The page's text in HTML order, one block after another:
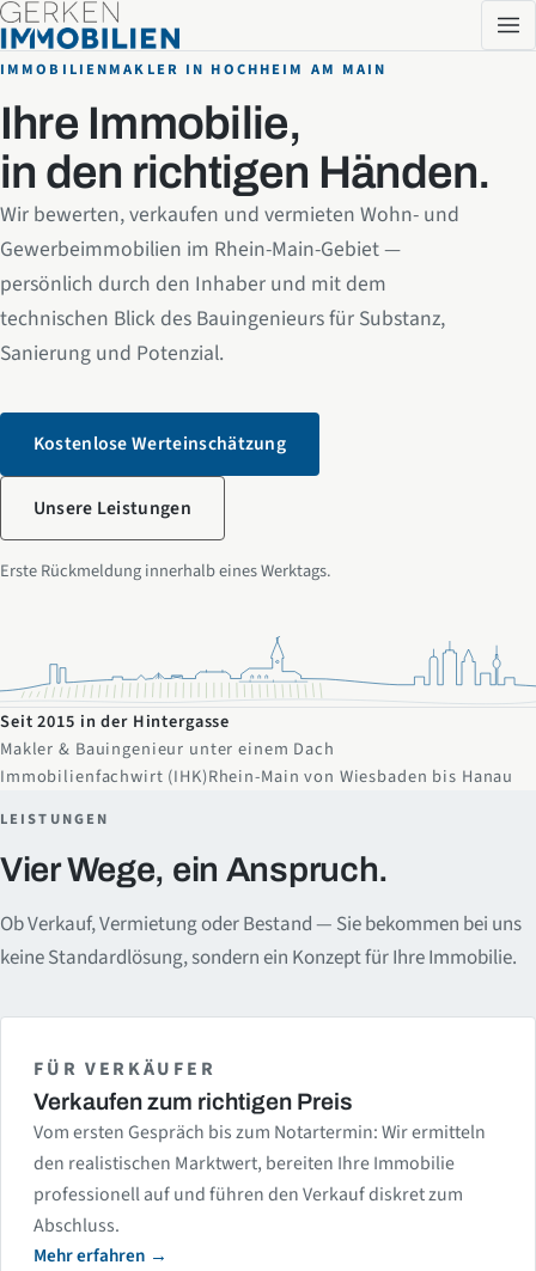
Zum Inhalt springen
IMMOBILIENMAKLER IN HOCHHEIM AM MAIN
Ihre Immobilie,
in den richtigen Händen.
Wir bewerten, verkaufen und vermieten Wohn- und
Gewerbeimmobilien im Rhein-Main-Gebiet —
persönlich durch den Inhaber und mit dem
technischen Blick des Bauingenieurs für Substanz,
Sanierung und Potenzial.
Kostenlose Werteinschätzung
Unsere Leistungen
Erste Rückmeldung innerhalb eines Werktags.
Seit 2015 in der Hintergasse
Makler & Bauingenieur unter einem Dach
Immobilienfachwirt (IHK)Rhein-Main von Wiesbaden bis Hanau
LEISTUNGEN
Vier Wege, ein Anspruch.
Ob Verkauf, Vermietung oder Bestand — Sie bekommen bei uns
keine Standardlösung, sondern ein Konzept für Ihre Immobilie.
FÜR VERKÄUFER
Verkaufen zum richtigen Preis
Vom ersten Gespräch bis zum Notartermin: Wir ermitteln
den realistischen Marktwert, bereiten Ihre Immobilie
professionell auf und führen den Verkauf diskret zum
Abschluss.
Mehr erfahren